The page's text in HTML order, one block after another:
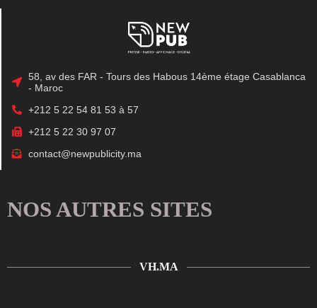
58, av des FAR - Tours des Habous 14ème étage Casablanca
- Maroc
+212 5 22 54 81 53 à 57
+212 5 22 30 97 07
contact@newpublicity.ma
NOS AUTRES SITES
VH.MA